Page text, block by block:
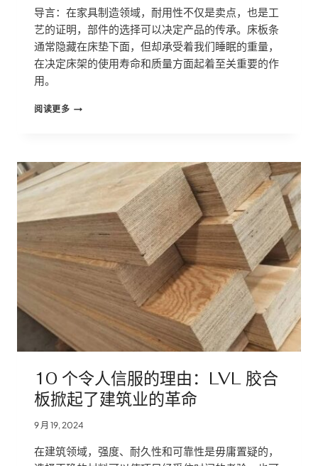
导言：在家具制造领域，耐用性不仅是卖点，也是工
艺的证明，部件的选择可以决定产品的传承。床板条
通常隐藏在床垫下面，但却承受着我们睡眠的重量，
在决定床架的使用寿命和质量方面起着至关重要的作
用。
阅读更多经
使
用
超
年
10 个令人信服的理由：LVL 胶合
板掀起了建筑业的革命
9 月 19, 2024
在建筑领域，强度、耐久性和可靠性是毋庸置疑的，